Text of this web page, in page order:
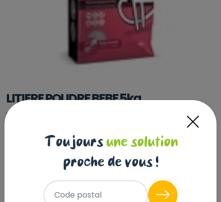
LITIERE POUDRE BEBE 5kg
SANDY LITTER
Ce produit n'est plus disponible
Toujours une solution
proche de vous !
Code postal